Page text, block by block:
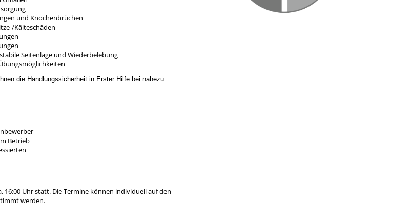
und Knochenbrüchen
Kälteschäden
Seitenlage und Wiederbelebung
die Handlungssicherheit in Erster Hilfe bei nahezu
Betrieb
16:00 Uhr statt. Die Termine können individuell auf den
werden.